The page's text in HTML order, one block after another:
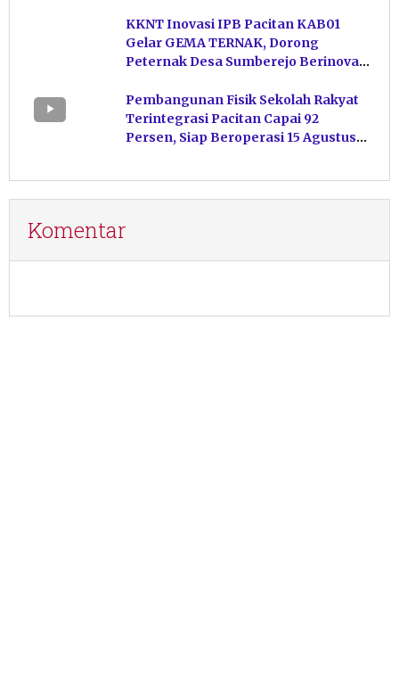
KKNT Inovasi IPB Pacitan KAB01
Gelar GEMA TERNAK, Dorong
Peternak Desa Sumberejo Berinovasi
Pembangunan Fisik Sekolah Rakyat
Terintegrasi Pacitan Capai 92
Persen, Siap Beroperasi 15 Agustus
Komentar